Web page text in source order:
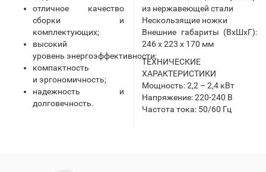
отличное качество
сборки и
комплектующих;
высокий
уровень энергоэффективности;
компактность
и эргономичность;
надежность и
долговечность.
из нержавеющей стали
Нескользящие ножки
Внешние габариты (ВхШхГ):
246 х 223 х 170 мм
ТЕХНИЧЕСКИЕ
ХАРАКТЕРИСТИКИ
Мощность: 2,2 – 2,4 кВт
Напряжение: 220-240 В
Частота тока: 50/60 Гц